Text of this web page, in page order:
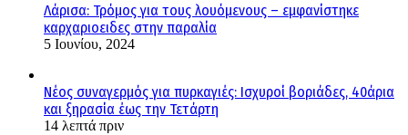
Λάρισα: Τρόμος για τους λουόμενους – εμφανίστηκε
καρχαριοειδες στην παραλία
5 Ιουνίου, 2024
Νέος συναγερμός για πυρκαγιές: Ισχυροί βοριάδες, 40άρια
και ξηρασία έως την Τετάρτη
14 λεπτά πριν